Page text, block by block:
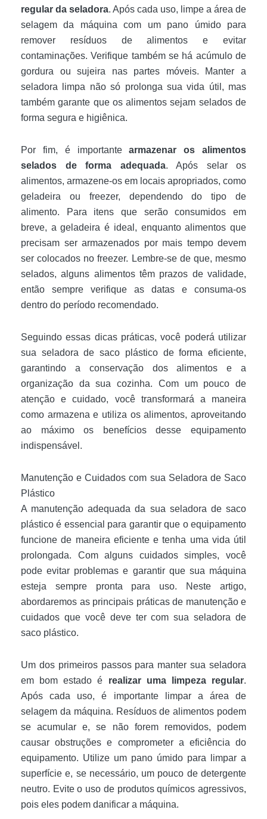
regular da seladora. Após cada uso, limpe a área de
selagem da máquina com um pano úmido para
remover resíduos de alimentos e evitar
contaminações. Verifique também se há acúmulo de
gordura ou sujeira nas partes móveis. Manter a
seladora limpa não só prolonga sua vida útil, mas
também garante que os alimentos sejam selados de
forma segura e higiênica.
Por fim, é importantearmazenar os alimentos
selados de forma adequada. Após selar os
alimentos, armazene-os em locais apropriados, como
geladeira ou freezer, dependendo do tipo de
alimento. Para itens que serão consumidos em
breve, a geladeira é ideal, enquanto alimentos que
precisam ser armazenados por mais tempo devem
ser colocados no freezer. Lembre-se de que, mesmo
selados, alguns alimentos têm prazos de validade,
então sempre verifique as datas e consuma-os
dentro do período recomendado.
Seguindo essas dicas práticas, você poderá utilizar
sua seladora de saco plástico de forma eficiente,
garantindo a conservação dos alimentos e a
organização da sua cozinha. Com um pouco de
atenção e cuidado, você transformará a maneira
como armazena e utiliza os alimentos, aproveitando
ao máximo os benefícios desse equipamento
indispensável.
Manutenção e Cuidados com sua Seladora de Saco
Plástico
A manutenção adequada da sua seladora de saco
plástico é essencial para garantir que o equipamento
funcione de maneira eficiente e tenha uma vida útil
prolongada. Com alguns cuidados simples, você
pode evitar problemas e garantir que sua máquina
esteja sempre pronta para uso. Neste artigo,
abordaremos as principais práticas de manutenção e
cuidados que você deve ter com sua seladora de
saco plástico.
Um dos primeiros passos para manter sua seladora
em bom estado é realizar uma limpeza regular.
Após cada uso, é importante limpar a área de
selagem da máquina. Resíduos de alimentos podem
se acumular e, se não forem removidos, podem
causar obstruções e comprometer a eficiência do
equipamento. Utilize um pano úmido para limpar a
superfície e, se necessário, um pouco de detergente
neutro. Evite o uso de produtos químicos agressivos,
pois eles podem danificar a máquina.